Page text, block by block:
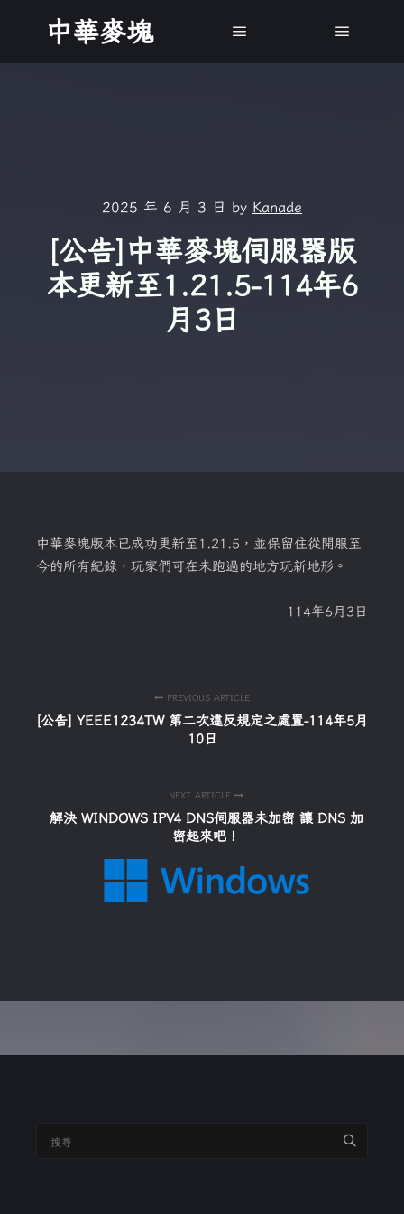
中華麥塊
2025 年 6 月 3 日 by Kanade
[公告]中華麥塊伺服器版
本更新至1.21.5-114年6
月3日
中華麥塊版本已成功更新至1.21.5，並保留住從開服至
今的所有紀錄，玩家們可在未跑過的地方玩新地形。
114年6月3日
PREVIOUS ARTICLE
[公告] YEEE1234TW 第二次違反規定之處置-114年5月
10日
NEXT ARTICLE
解決 WINDOWS IPV4 DNS伺服器未加密 讓 DNS 加
密起來吧！